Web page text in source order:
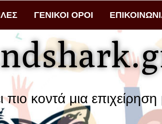
ΓΕΝΙΚΟΙ ΟΡΟΙ
μια επιχείρηση με τους